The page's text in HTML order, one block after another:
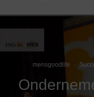
mensgoodlife ·